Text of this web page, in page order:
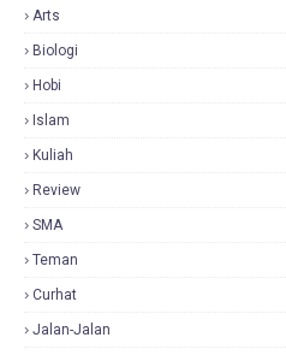
Arts
Biologi
Hobi
Islam
Kuliah
Review
SMA
Teman
Curhat
Jalan-Jalan